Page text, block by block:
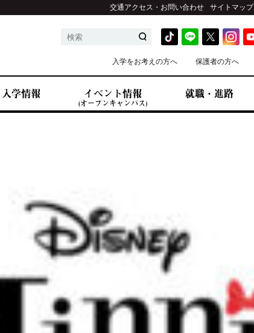
交通アクセス・お問い合わせ サイトマップ
学情報 イベント情報
(オープンキャンパス)
就職・進路
入学をお考えの方へ 保護者の方へ